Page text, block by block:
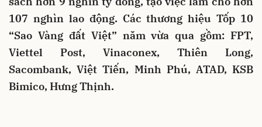
107 nghìn lao động. Các thương hiệu Tốp 10
“Sao Vàng đất Việt” năm vừa qua gồm: FPT,
Viettel Post, Vinaconex, Thiên Long,
Sacombank, Việt Tiến, Minh Phú, ATAD, KSB
Bimico, Hưng Thịnh.